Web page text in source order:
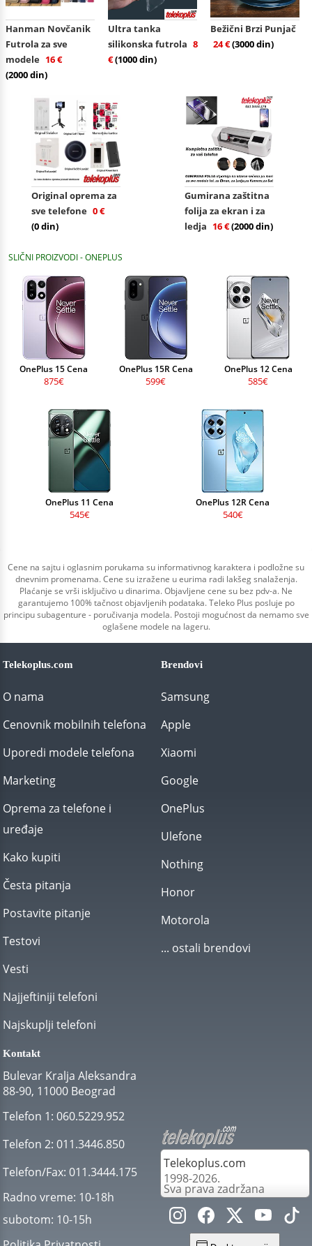
Hanman Novčanik
Futrola za sve
modele 16 €
(2000 din)
Ultra tanka
silikonska futrola 8
€(1000 din)
Bežični Brzi Punjač
24 €(3000 din)
Original oprema za
sve telefone 0 €
(0 din)
Gumirana zaštitna
folija za ekran i za
ledja 16 €(2000 din)
SLIČNI PROIZVODI - ONEPLUS
OnePlus 15 Cena
875€
OnePlus 15R Cena
599€
OnePlus 12 Cena
585€
OnePlus 11 Cena
545€
OnePlus 12R Cena
540€
Cene na sajtu i oglasnim porukama su informativnog karaktera i podložne su
dnevnim promenama. Cene su izražene u eurima radi lakšeg snalaženja.
Plaćanje se vrši isključivo u dinarima. Objavljene cene su bez pdv-a. Ne
garantujemo 100% tačnost objavljenih podataka. Teleko Plus posluje po
principu subagenture - poručivanja modela. Postoji mogućnost da nemamo sve
oglašene modele na lageru.
Telekoplus.com
O nama
Cenovnik mobilnih telefona
Uporedi modele telefona
Marketing
Oprema za telefone i
uređaje
Kako kupiti
Česta pitanja
Postavite pitanje
Testovi
Vesti
Najjeftiniji telefoni
Najskuplji telefoni
Brendovi
Samsung
Apple
Xiaomi
Google
OnePlus
Ulefone
Nothing
Honor
Motorola
... ostali brendovi
Kontakt
Bulevar Kralja Aleksandra
88-90, 11000 Beograd
Telefon 1: 060.5229.952
Telefon 2: 011.3446.850
Telefon/Fax: 011.3444.175
Radno vreme: 10-18h
subotom: 10-15h
Telekoplus.com
1998-2026.
Sva prava zadržana